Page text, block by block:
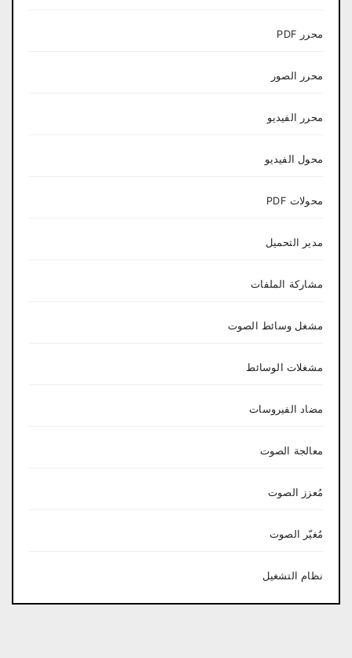
محرر PDF
محرر الصور
محرر الفيديو
محول الفيديو
محولات PDF
مدير التحميل
مشاركة الملفات
مشغل وسائط الصوت
مشغلات الوسائط
مضاد الفيروسات
معالجة الصوت
مُعزز الصوت
مُغيّر الصوت
نظام التشغيل